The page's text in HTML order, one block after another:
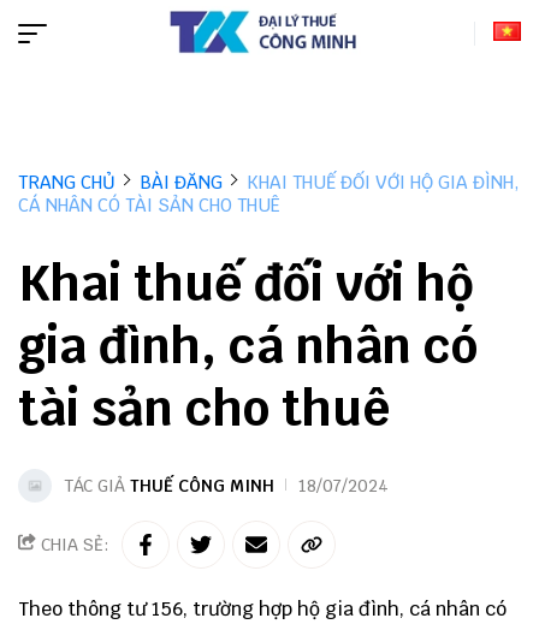
TRANG CHỦ BÀI ĐĂNG
KHAI THUẾ ĐỐI VỚI HỘ GIA ĐÌNH,
CÁ NHÂN CÓ TÀI SẢN CHO THUÊ
Khai thuế đối với hộ
gia đình, cá nhân có
tài sản cho thuê
TÁC GIẢ THUẾ CÔNG MINH 18/07/2024
CHIA SẺ:
Theo thông tư 156, trường hợp hộ gia đình, cá nhân có